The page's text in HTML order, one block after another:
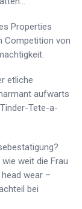
Properties
Competition von
etliche
aufwarts
Tete-a-
weit die Frau
wear –
bei